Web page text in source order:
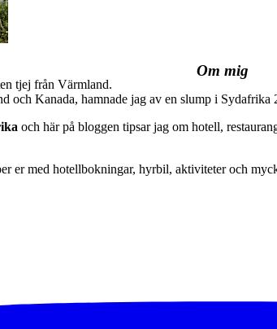
Om mig
tjej från Värmland.
Kanada, hamnade jag av en slump i Sydafrika
och här på bloggen tipsar jag om hotell,
er med hotellbokningar, hyrbil, aktiviteter och